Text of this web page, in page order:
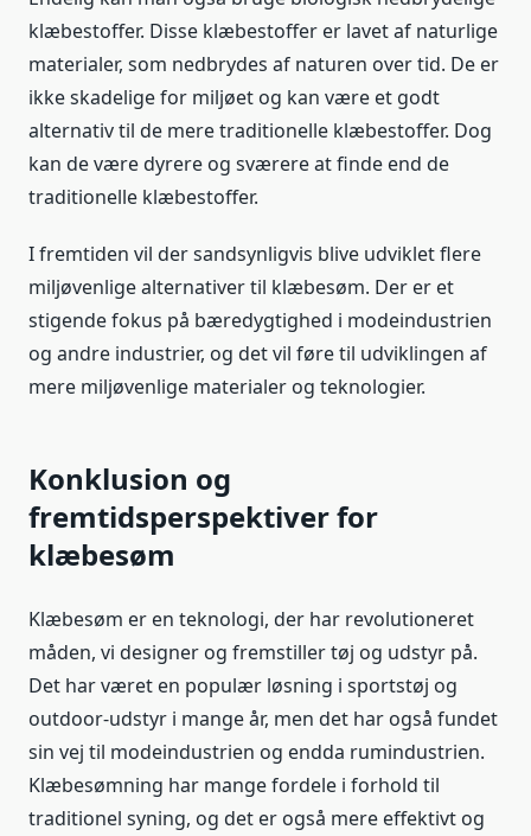
klæbestoffer. Disse klæbestoffer er lavet af naturlige
materialer, som nedbrydes af naturen over tid. De er
ikke skadelige for miljøet og kan være et godt
alternativ til de mere traditionelle klæbestoffer. Dog
kan de være dyrere og sværere at finde end de
traditionelle klæbestoffer.
I fremtiden vil der sandsynligvis blive udviklet flere
miljøvenlige alternativer til klæbesøm. Der er et
stigende fokus på bæredygtighed i modeindustrien
og andre industrier, og det vil føre til udviklingen af
mere miljøvenlige materialer og teknologier.
Konklusion og
fremtidsperspektiver for
klæbesøm
Klæbesøm er en teknologi, der har revolutioneret
måden, vi designer og fremstiller tøj og udstyr på.
Det har været en populær løsning i sportstøj og
outdoor-udstyr i mange år, men det har også fundet
sin vej til modeindustrien og endda rumindustrien.
Klæbesømning har mange fordele i forhold til
traditionel syning, og det er også mere effektivt og